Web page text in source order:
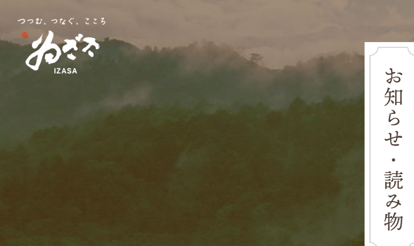
お知らせ・読み物